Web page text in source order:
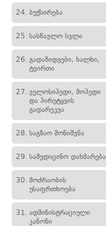
24. ბუქსირება
25. სასწავლო სვლა
26. გადაზიდვები, ხალხი,
ტვირთი
27. ველოსიპედი, მოპედი
და პირუტყვის
გადარეკვა
28. საგზაო მონიშვნა
29. სამედიცინო დახმარება
30. მოძრაობის
უსაფრთხოება
31. ადმინისტრაციული
კანონი